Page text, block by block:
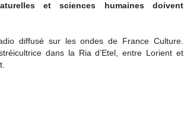
et sciences humaines doivent
diffusé sur les ondes de France Culture.
dans la Ria d’Etel, entre Lorient et